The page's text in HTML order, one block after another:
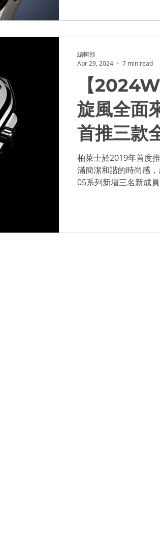
【
旋風全面
首推三款
柏萊士於2019年首度
滿簡潔和諧的時尚感
05系列新增三名新成
編輯部
Apr 29, 2024
7 min read